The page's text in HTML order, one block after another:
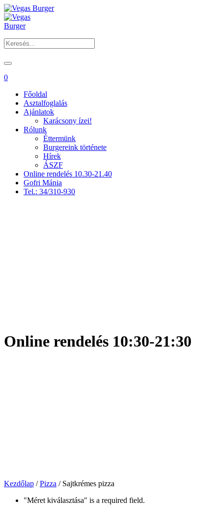
0
Főoldal
Asztalfoglalás
Ajánlatok
Karácsony ízei!
Rólunk
Éttermünk
Burgereink története
Hírek
ÁSZF
Online rendelés 10.30-21.40
Gofri Mánia
Tel.: 34/310-930
Online rendelés 10:30-21:30
Kezdőlap /Pizza / Sajtkrémes pizza
"Méret kiválasztása" is a required field.